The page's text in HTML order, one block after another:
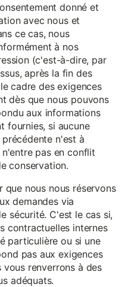
donné et
avec nous et
ce cas, nous
à nos
(c'est-à-dire, par
après la fin des
cadre des exigences
dès que nous pouvons
aux informations
fournies, si aucune
n'est à
pas en conflit
conservation.
que nous nous réservons
demandes via
sécurité. C'est le cas si,
contractuelles internes
particulière ou si une
pas aux exigences
vous renverrons à des
adéquats.